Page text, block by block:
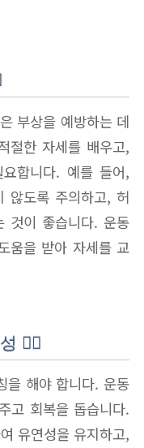
부상을 예방하는 데
절한 자세를 배우고,
합니다. 예를 들어,
않도록 주의하고, 허
것이 좋습니다. 운동
움을 받아 자세를 교
🧘‍♀️
을 해야 합니다. 운동
고 회복을 돕습니다.
유연성을 유지하고,